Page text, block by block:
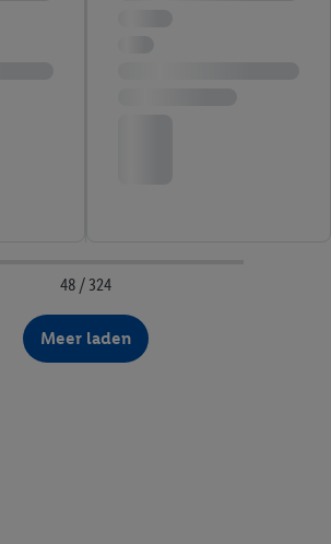
48 / 324
Meer laden